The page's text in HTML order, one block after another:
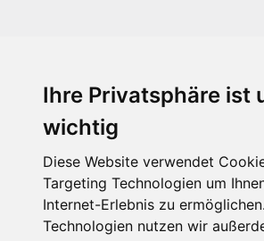
Ihre Privatsphäre ist
wichtig
Diese Website verwendet
Targeting Technologien um
Internet-Erlebnis zu
Technologien nutzen wir
KIRCHE IN NOT -
kin@kircheinnot.at
KIN weltweit